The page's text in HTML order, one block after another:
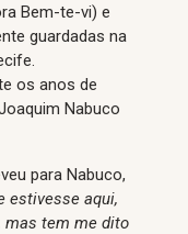
Bem-te-vi) e
guardadas na
os anos de
Nabuco
para Nabuco,
estivesse aqui,
mas tem me dito